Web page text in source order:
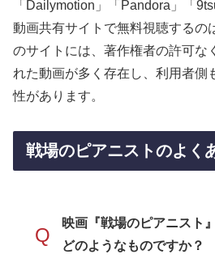
「Dailymotion」「Pandora」「
動画共有サイトで無料視聴するの
のサイトには、著作権者の許可な
れた動画が多く存在し、利用者側
性があります。
戦場のピアニストのよく
Q
映画『戦場のピアニスト
どのようなものですか？